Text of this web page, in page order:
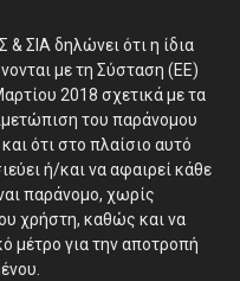
δηλώνει ότι η ίδια
με τη Σύσταση (ΕΕ)
2018 σχετικά με τα
του παράνομου
ότι στο πλαίσιο αυτό
ή/και να αφαιρεί κάθε
παράνομο, χωρίς
χρήστη, καθώς και να
μέτρο για την αποτροπή